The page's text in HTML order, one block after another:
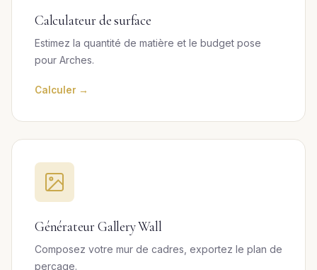
Calculateur de surface
Estimez la quantité de matière et le budget pose
pour Arches.
Calculer →
Générateur Gallery Wall
Composez votre mur de cadres, exportez le plan de
perçage.